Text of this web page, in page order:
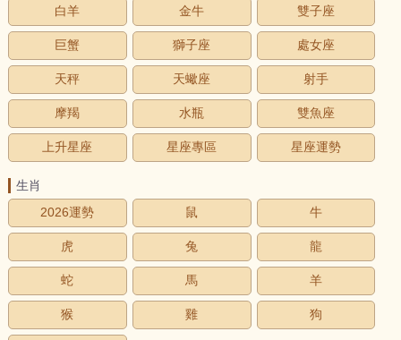
白羊
金牛 雙子座
巨蟹 獅子座 處女座
天秤 天蠍座 射手
摩羯 水瓶 雙魚座
上升星座 星座專區 星座運勢
生肖
2026運勢
鼠 牛
虎 兔 龍
蛇 馬 羊
猴 雞 狗